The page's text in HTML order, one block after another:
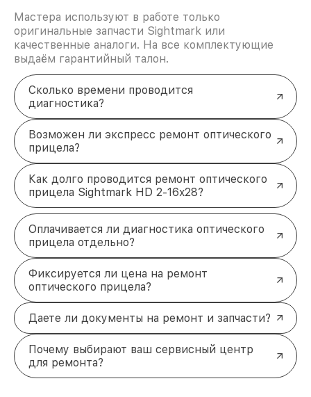
Мастера используют в работе только
оригинальные запчасти Sightmark или
качественные аналоги. На все комплектующие
выдаём гарантийный талон.
Сколько времени проводится
диагностика?
Возможен ли экспресс ремонт оптического
прицела?
Как долго проводится ремонт оптического
прицела Sightmark HD 2-16x28?
Оплачивается ли диагностика оптического
прицела отдельно?
Фиксируется ли цена на ремонт
оптического прицела?
Даете ли документы на ремонт и запчасти?
Почему выбирают ваш сервисный центр
для ремонта?